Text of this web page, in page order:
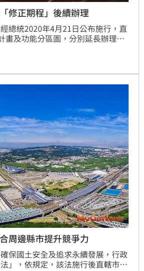
修正期程」後續辦理
總統2020年4月21日公布施行，直
畫及功能分區圖，分別延長辦理期
轄市、縣(市)國土計畫應於2021年
屆時「國土計畫法」將全面上路。
周邊縣市提升競爭力
保國土安全及追求永續發展，行政
」，依規定，該法施行後直轄市、